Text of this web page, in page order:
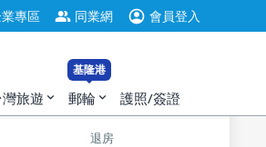
專區 group 同業網 account_circle 會員登入
灣旅遊 expand_more
基隆港
郵輪 expand_more 護照/簽證
退房